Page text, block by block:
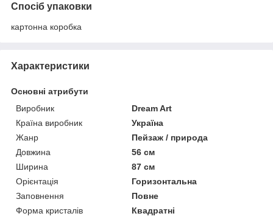
Спосіб упаковки
картонна коробка
Характеристики
Основні атрибути
Виробник
Dream Art
Країна виробник
Україна
Жанр
Пейзаж / природа
Довжина
56 см
Ширина
87 см
Орієнтація
Горизонтальна
Заповнення
Повне
Форма кристалів
Квадратні